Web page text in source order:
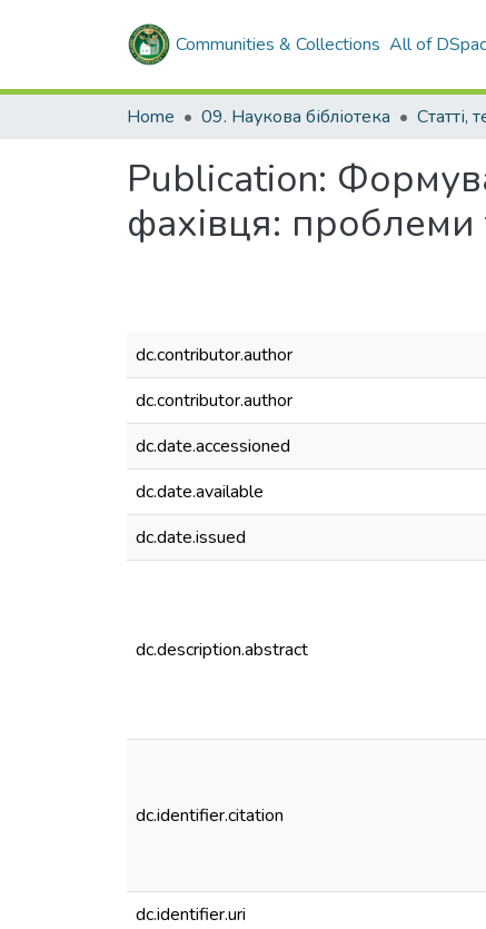
Communities & Collections All of
Home 09. Наукова бібліотека
Publication:
фахівця: проблеми
dc.contributor.author
dc.contributor.author
dc.date.accessioned
dc.date.available
dc.date.issued
dc.description.abstract
dc.identifier.citation
dc.identifier.uri